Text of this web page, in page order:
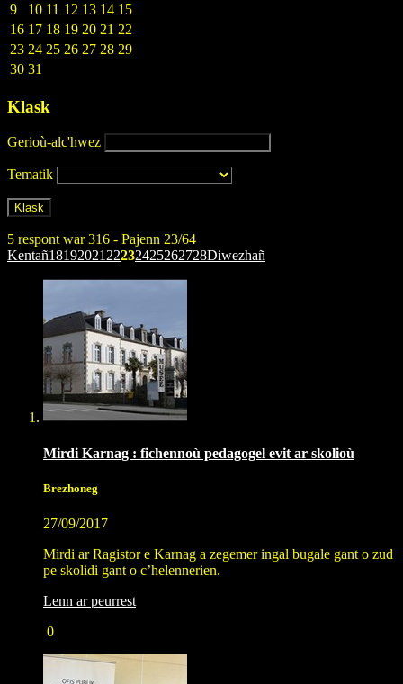
9
10 11 12 13 14 15
16 17 18 19 20 21 22
23 24 25 26 27 28 29
30 31
Klask
Gerioù-alc'hwez
Tematik
5 respont war 316 - Pajenn 23/64
Kentañ18192021 22232425262728Diwezhañ
Mirdi Karnag : fichennoù pedagogel evit ar skolioù
Brezhoneg
27/09/2017
Mirdi ar Ragistor e Karnag a zegemer ingal bugale gant o zud
pe skolidi gant o c’helennerien.
Lenn ar peurrest
0